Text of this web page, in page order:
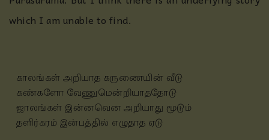
which I am unable to find.
காலங்கள் அறியாத கருணையின் வீடு
கண்களோ வேணுமென்றியாததோடு
ஜாலங்கள் இன்னவென அறியாது மூடும்
தளிர்கரம் இன்பத்தில் எழுதாத ஏடு